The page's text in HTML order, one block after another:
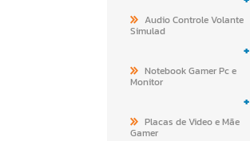
Audio Controle Volante
Simulad
+
Notebook Gamer Pc e
Monitor
+
Placas de Video e Mãe
Gamer